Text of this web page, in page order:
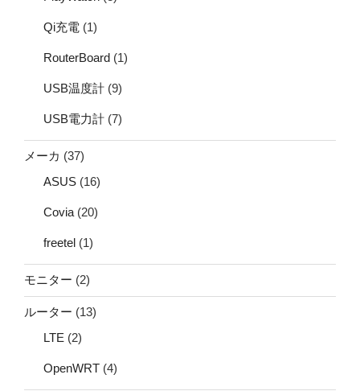
Qi充電 (1)
RouterBoard (1)
USB温度計 (9)
USB電力計 (7)
メーカ (37)
ASUS (16)
Covia (20)
freetel (1)
モニター (2)
ルーター (13)
LTE (2)
OpenWRT (4)